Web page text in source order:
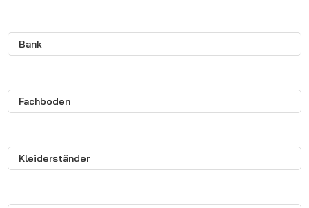
Bank
Fachboden
Kleiderständer